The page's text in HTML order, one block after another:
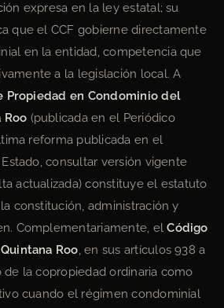
expresa en la ley estatal; su
que el CCF gobierne directamente
en la entidad, competencia que
a la legislación local. A
Propiedad en Condominio del
Roo (publicada en el Periódico
reforma publicada en el
consultar versión vigente
actualizada) constituye el estatuto
constitución, administración y
Complementariamente, elCódigo
Roo, en sus artículos 938 a
de la copropiedad ordinaria como
cuando el régimen condominial